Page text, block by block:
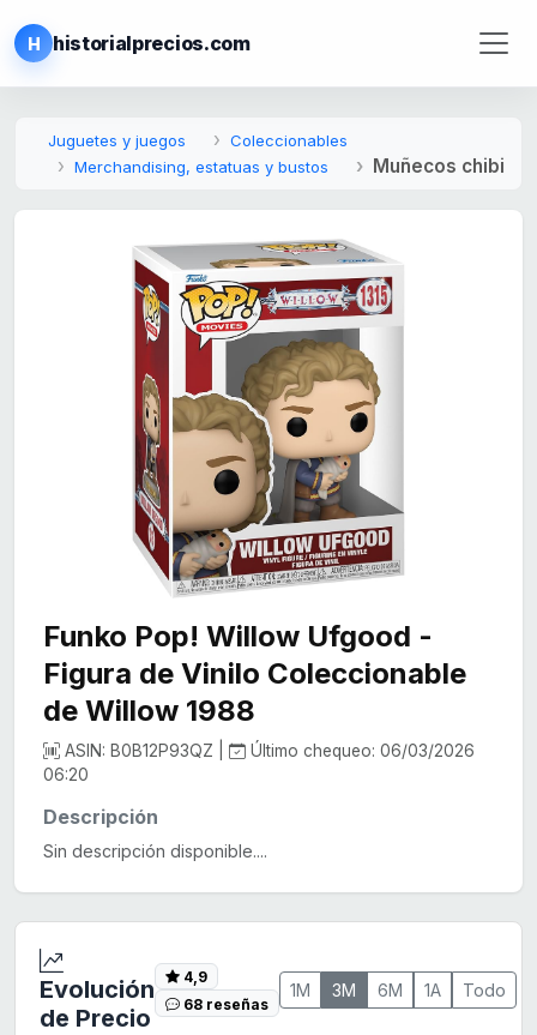
H historialprecios.com
Juguetes y juegos
Coleccionables
Merchandising, estatuas y bustos
Muñecos chibi
Funko Pop! Willow Ufgood -
Figura de Vinilo Coleccionable
de Willow 1988
ASIN: B0B12P93QZ |
Último chequeo: 06/03/2026
06:20
Descripción
Sin descripción disponible....
Evolución
de Precio
4,9
68 reseñas
1M 3M 6M 1A Todo